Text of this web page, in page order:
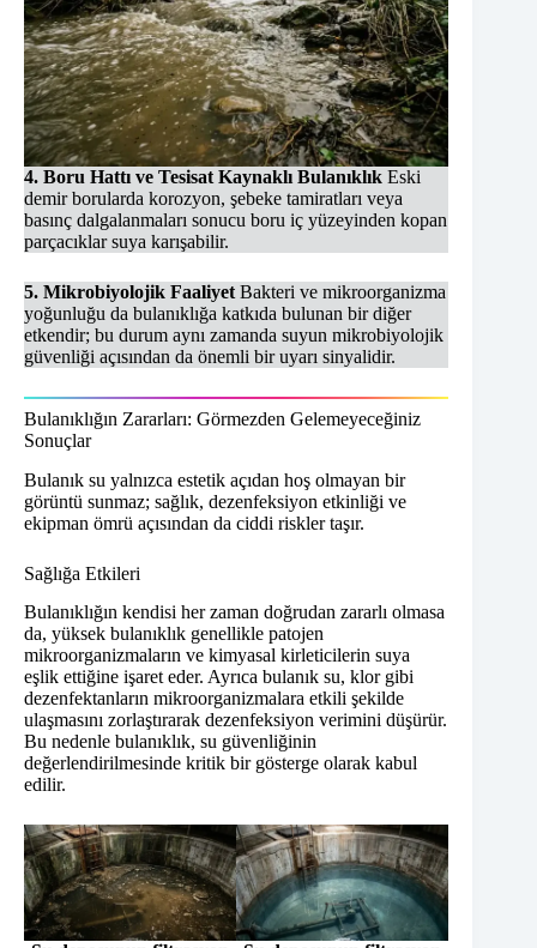
4. Boru Hattı ve Tesisat Kaynaklı Bulanıklık Eski
demir borularda korozyon, şebeke tamiratları veya
basınç dalgalanmaları sonucu boru iç yüzeyinden kopan
parçacıklar suya karışabilir.
5. Mikrobiyolojik Faaliyet Bakteri ve mikroorganizma
yoğunluğu da bulanıklığa katkıda bulunan bir diğer
etkendir; bu durum aynı zamanda suyun mikrobiyolojik
güvenliği açısından da önemli bir uyarı sinyalidir.
Bulanıklığın Zararları: Görmezden Gelemeyeceğiniz
Sonuçlar
Bulanık su yalnızca estetik açıdan hoş olmayan bir
görüntü sunmaz; sağlık, dezenfeksiyon etkinliği ve
ekipman ömrü açısından da ciddi riskler taşır.
Sağlığa Etkileri
Bulanıklığın kendisi her zaman doğrudan zararlı olmasa
da, yüksek bulanıklık genellikle patojen
mikroorganizmaların ve kimyasal kirleticilerin suya
eşlik ettiğine işaret eder. Ayrıca bulanık su, klor gibi
dezenfektanların mikroorganizmalara etkili şekilde
ulaşmasını zorlaştırarak dezenfeksiyon verimini düşürür.
Bu nedenle bulanıklık, su güvenliğinin
değerlendirilmesinde kritik bir gösterge olarak kabul
edilir.